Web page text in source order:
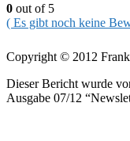
0 out of 5
( Es gibt noch keine
Copyright © 2012
Dieser Bericht wurde
Ausgabe 07/12